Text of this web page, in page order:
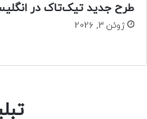
طرح جدید تیک‌تاک در
ژوئن 3, 2026